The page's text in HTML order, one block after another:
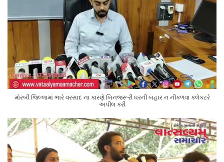
મોરબી જિલ્લામાં ભારે વરસાદ ના કારણે બિનજરૂરી ઘરની બહાર ન નીકળવા કલેક્ટરે
અપીલ કરી